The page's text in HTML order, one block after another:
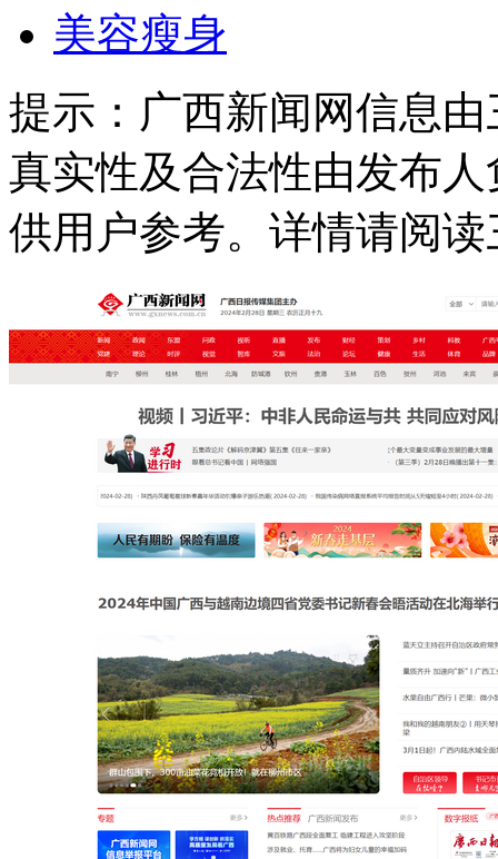
美容瘦身
提示： 广西新闻网信息
真实性及合法性由发布
供用户参考。详情请阅